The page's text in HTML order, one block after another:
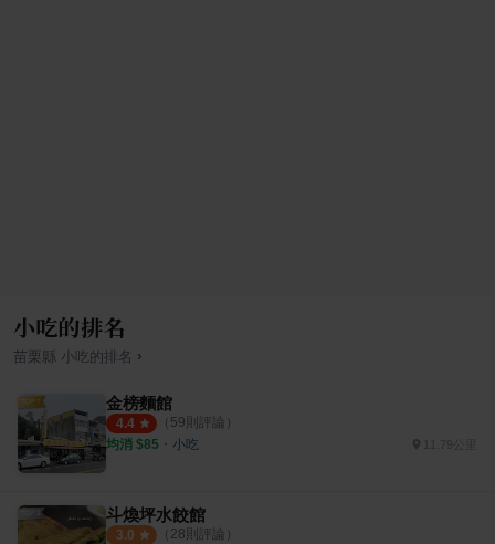
小吃的排名
苗栗縣 小吃 的排名 ›
金榜麵館
4.4 （ 59則評論）
均消 $85 ・ 小吃
斗煥坪水餃館
3.0 （ 28則評論）